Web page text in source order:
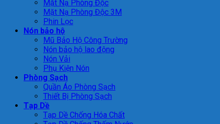
Mặt Nạ Phòng Độc
Mặt Nạ Phòng Độc 3M
Phin Lọc
Nón bảo hộ
Mũ Bảo Hộ Công Trường
Nón bảo hộ lao động
Nón Vải
Phụ Kiện Nón
Phòng Sạch
Quần Áo Phòng Sạch
Thiết Bị Phòng Sạch
Tạp Dề
Tạp Dề Chống Hóa Chất